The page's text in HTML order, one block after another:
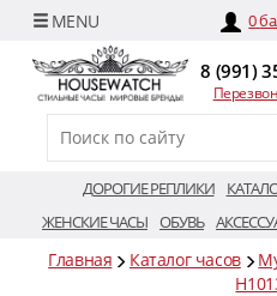
0
8 (991)
ДОРОГИЕ РЕПЛИКИ
ЖЕНСКИЕ ЧАСЫ ОБУВЬ
Главная Каталог часов